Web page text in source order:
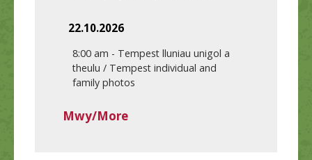
22.10.2026
8:00 am - Tempest lluniau unigol a
theulu / Tempest individual and
family photos
Mwy/More